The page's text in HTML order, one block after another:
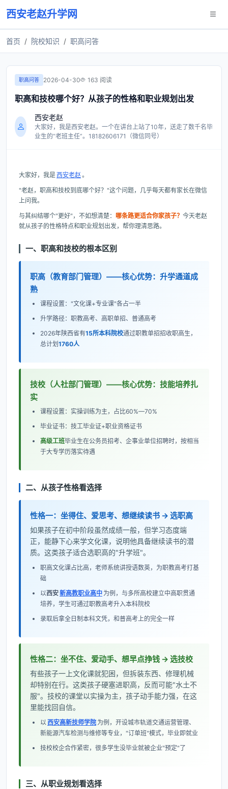
西安老赵升学网
首页 院校知识 职高问答
职高问答 2026-04-30 163 阅读
职高和技校哪个好？从孩子的性格和职业规划出发
西安老赵
大家好，我是西安老赵。一个在讲台上站了10年，送走了数千名毕
业生的“老班主任”。18182606171（微信同号）
大家好，我是西安老赵 。
"老赵，职高和技校到底哪个好？"这个问题，几乎每天都有家长在微信
上问我。
与其纠结哪个"更好"，不如想清楚： 哪条路更适合你家孩子？ 今天老赵
就从孩子的性格特点和职业规划出发，帮你理清思路。
一、职高和技校的根本区别
职高（教育部门管理）——核心优势：升学通道成
熟
课程设置："文化课+专业课"各占一半
升学路径：职教高考、高职单招、普通高考
2026年陕西省有15所本科院校通过职教单招招收职高生，
总计划 1760人
技校（人社部门管理）——核心优势：技能培养扎
实
课程设置：实操训练为主，占比60%—70%
毕业证书：技工毕业证+职业资格证书
高级工班毕业生在公务员招考、企事业单位招聘时，按相当
于大专学历落实待遇
二、从孩子性格看选择
性格一：坐得住、爱思考、想继续读书 → 选职高
如果孩子在初中阶段虽然成绩一般，但学习态度端
正，能静下心来学文化课，说明他具备继续读书的潜
质。这类孩子适合选职高的"升学班"。
职高文化课占比高，老师系统讲授语数英，为职教高考打基
础
以西安新高教职业高中 为例，与多所高校建立中高职贯通
培养，学生可通过职教高考升入本科院校
录取后拿全日制本科文凭，和普高考上的完全一样
性格二：坐不住、爱动手、想早点挣钱 → 选技校
有些孩子一上文化课就犯困，但拆装东西、修理机械
却特别在行。这类孩子硬塞进职高，反而可能"水土不
服"。技校的课堂以实操为主，孩子动手能力强，在这
里能找回自信。
以西安高新技师学院 为例，开设城市轨道交通运营管理、
新能源汽车检测与维修等专业，"订单班"模式，毕业即就业
技校校企合作紧密，很多学生没毕业就被企业"预定"了
三、从职业规划看选择